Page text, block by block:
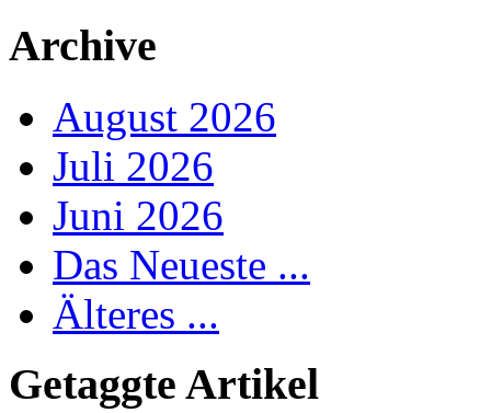
Archive
August 2026
Juli 2026
Juni 2026
Das Neueste ...
Älteres ...
Getaggte Artikel